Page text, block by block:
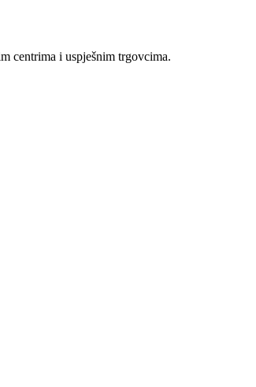
centrima i uspješnim trgovcima.